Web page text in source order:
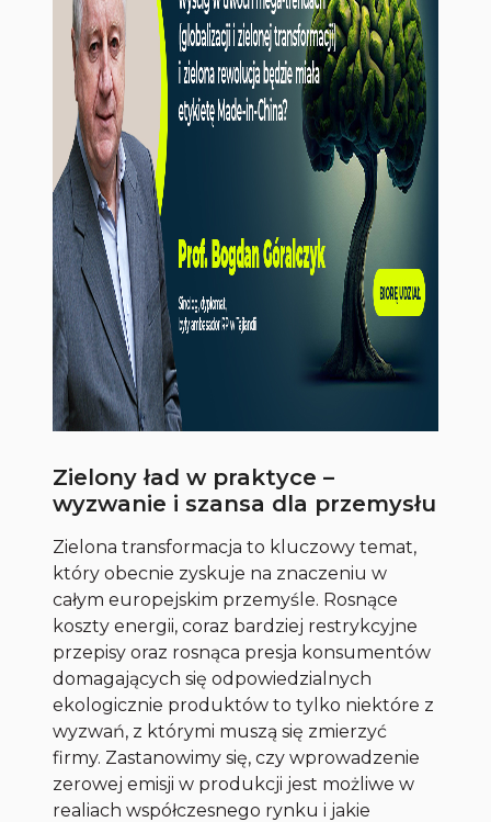
Zielony ład w praktyce –
wyzwanie i szansa dla przemysłu
Zielona transformacja to kluczowy temat,
który obecnie zyskuje na znaczeniu w
całym europejskim przemyśle. Rosnące
koszty energii, coraz bardziej restrykcyjne
przepisy oraz rosnąca presja konsumentów
domagających się odpowiedzialnych
ekologicznie produktów to tylko niektóre z
wyzwań, z którymi muszą się zmierzyć
firmy. Zastanowimy się, czy wprowadzenie
zerowej emisji w produkcji jest możliwe w
realiach współczesnego rynku i jakie